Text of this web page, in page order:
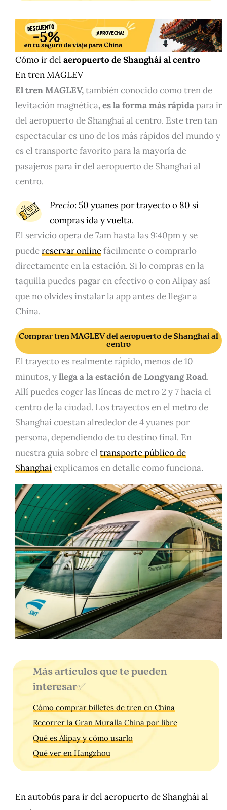
Cómo ir del aeropuerto de Shanghái al centro
En tren MAGLEV
El tren MAGLEV,también conocido como tren de
levitación magnética, es la forma más rápidapara ir
del aeropuerto de Shanghai al centro. Este tren tan
espectacular es uno de los más rápidos del mundo y
es el transporte favorito para la mayoría de
pasajeros para ir del aeropuerto de Shanghai al
centro.
Precio: 50 yuanes por trayecto o 80 si
compras ida y vuelta.
El servicio opera de 7am hasta las 9:40pm y se
puedereservar onlinefácilmente o comprarlo
directamente en la estación. Si lo compras en la
taquilla puedes pagar en efectivo o con Alipay así
que no olvides instalar la app antes de llegar a
China.
Comprar tren MAGLEV del aeropuerto de Shanghai al
centro
El trayecto es realmente rápido, menos de 10
minutos, yllega a la estación de Longyang Road.
Allí puedes coger las líneas de metro 2 y 7 hacia el
centro de la ciudad. Los trayectos en el metro de
Shanghai cuestan alrededor de 4 yuanes por
persona, dependiendo de tu destino final. En
nuestra guía sobre el transporte público de
Shanghaiexplicamos en detalle como funciona.
Más artículos que te pueden
interesar✅
Cómo comprar billetes de tren en China
Recorrer la Gran Muralla China por libre
Qué es Alipay y cómo usarlo
Qué ver en Hangzhou
En autobús para ir del aeropuerto de Shanghái al